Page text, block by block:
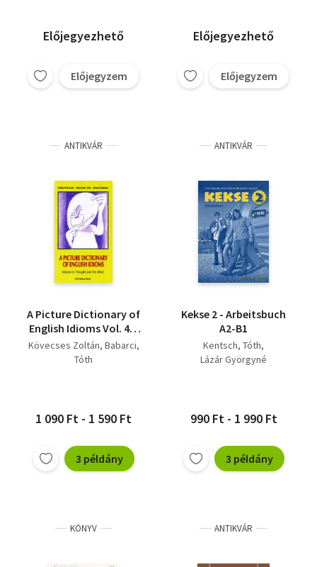
Előjegyezhető
Előjegyzem
Előjegyezhető
Előjegyzem
ANTIKVÁR
A Picture Dictionary of
English Idioms Vol. 4. -
Thought and Mind
Kövecses Zoltán Babarci
Tóth
1 090 Ft - 1 590 Ft
3 példány
ANTIKVÁR
Kekse 2 - Arbeitsbuch
A2-B1
Kentsch Tóth
Lázár Györgyné
990 Ft - 1 990 Ft
3 példány
KÖNYV ANTIKVÁR